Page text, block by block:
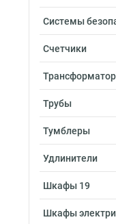
Системы
Счетчики
Трубы
Тумблеры
Удлинители
Шкафы 19
Шкафы